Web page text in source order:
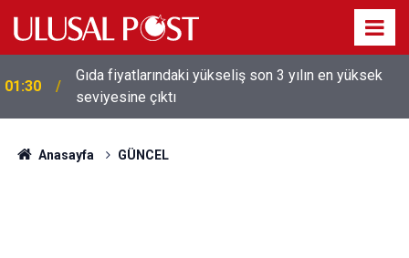
01:26
Galatasaray'dan sekiz kişi hakkında savcılığa suç
duyurusu
Anasayfa GÜNCEL